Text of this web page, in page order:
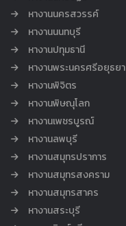
หางานนครสวรรค์
หางานนนทบุรี
หางานปทุมธานี
หางานพระนครศรีอยุธยา
หางานพิจิตร
หางานพิษณุโลก
หางานเพชรบูรณ์
หางานลพบุรี
หางานสมุทรปราการ
หางานสมุทรสงคราม
หางานสมุทรสาคร
หางานสระบุรี